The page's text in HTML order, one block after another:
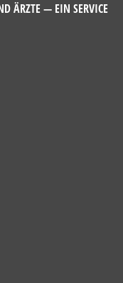
ÄRZTE — EIN SERVICE